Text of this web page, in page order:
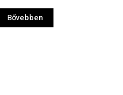
Bővebben